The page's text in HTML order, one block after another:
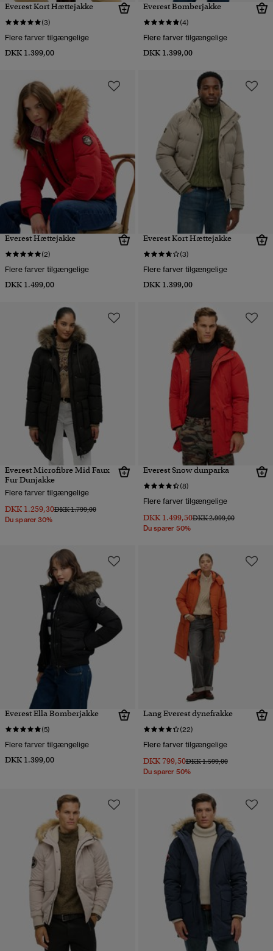
Everest Kort Hættejakke
(3)
Flere farver tilgængelige
DKK 1.399,00
Everest Bomberjakke
(4)
Flere farver tilgængelige
DKK 1.399,00
Everest Hættejakke
(2)
Flere farver tilgængelige
DKK 1.499,00
Everest Kort Hættejakke
(3)
Flere farver tilgængelige
DKK 1.399,00
Everest Microfibre Mid Faux
Fur Dunjakke
Flere farver tilgængelige
DKK 1.259,30Pris nedsat fra
DKK 1.799,00til
Du sparer 30%
Everest Snow dunparka
(8)
Flere farver tilgængelige
DKK 1.499,50Pris nedsat fra
DKK 2.999,00til
Du sparer 50%
Everest Ella Bomberjakke
(5)
Flere farver tilgængelige
DKK 1.399,00
Lang Everest dynefrakke
(22)
Flere farver tilgængelige
DKK 799,50Pris nedsat fra
DKK 1.599,00til
Du sparer 50%